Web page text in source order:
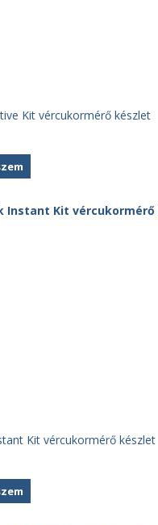
Kit vércukormérő készlet
Kit vércukormérő készlet